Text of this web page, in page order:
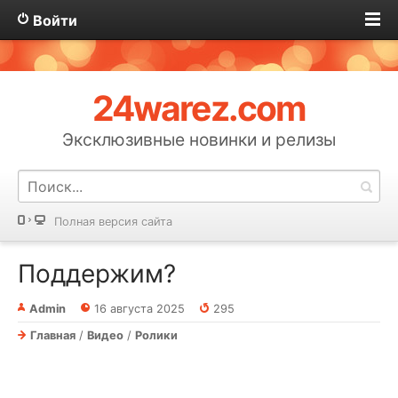
Войти
24warez.com
Эксклюзивные новинки и релизы
Полная версия сайта
Поддержим?
Admin 16 августа 2025
295
Главная / Видео / Ролики